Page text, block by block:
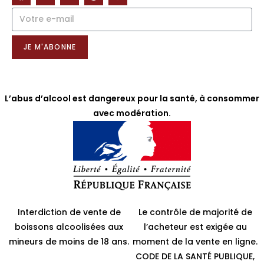
NOTRE NEWSLETTER
JE M'ABONNE
L’abus d’alcool est dangereux pour la santé, à consommer
avec modération.
Interdiction de vente de
boissons alcoolisées aux
mineurs de moins de 18 ans.
Le contrôle de majorité de
l’acheteur est exigée au
moment de la vente en ligne.
CODE DE LA SANTÉ PUBLIQUE,